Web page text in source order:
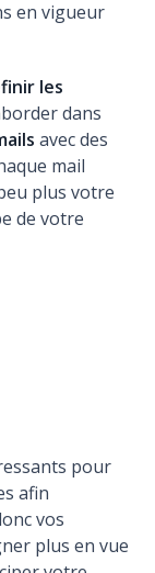
en vigueur
les
dans
avec des
mail
plus votre
de votre
pour
afin
vos
plus en vue